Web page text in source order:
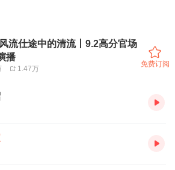
流仕途中的清流丨9.2高分官场
播
1.47万
免费订阅